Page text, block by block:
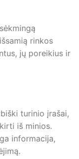
rinkos
jų poreikius ir
turinio įrašai,
iš minios.
informacija,